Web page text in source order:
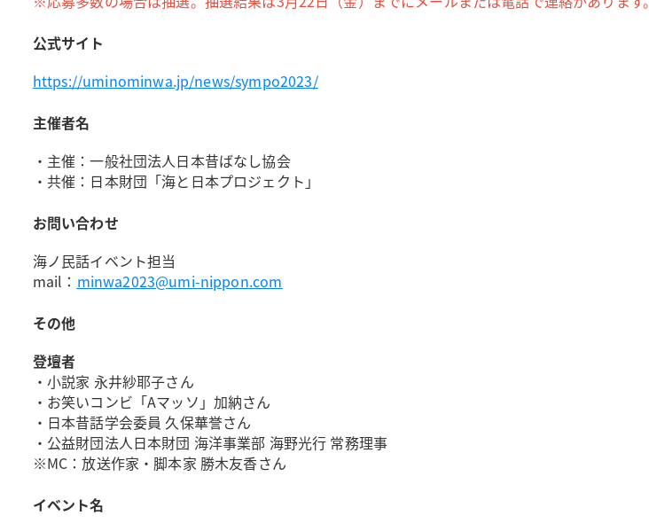
公式サイト
https://uminominwa.jp/news/sympo2023/
主催者名
・主催：一般社団法人日本昔ばなし協会
・共催：日本財団「海と日本プロジェクト」
お問い合わせ
海ノ民話イベント担当
mail： minwa2023@umi-nippon.com
その他
登壇者
・小説家 永井紗耶子さん
・お笑いコンビ「Aマッソ」加納さん
・日本昔話学会委員 久保華誉さん
・公益財団法人日本財団 海洋事業部 海野光行 常務理事
※MC：放送作家・脚本家 勝木友香さん
イベント名